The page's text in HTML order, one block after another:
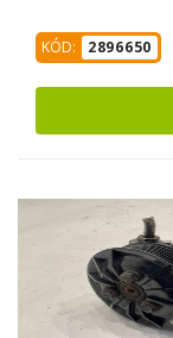
KÓD: 2896650